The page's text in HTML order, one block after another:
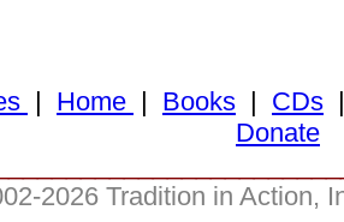
| Home | Books | CDs
Donate
2026 Tradition in Action,